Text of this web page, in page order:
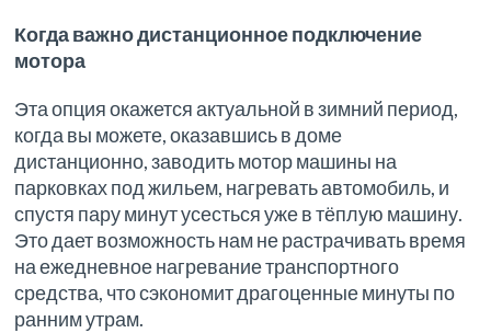
Когда важно дистанционное подключение
мотора
Эта опция окажется актуальной в зимний период,
когда вы можете, оказавшись в доме
дистанционно, заводить мотор машины на
парковках под жильем, нагревать автомобиль, и
спустя пару минут усесться уже в тёплую машину.
Это дает возможность нам не растрачивать время
на ежедневное нагревание транспортного
средства, что сэкономит драгоценные минуты по
ранним утрам.